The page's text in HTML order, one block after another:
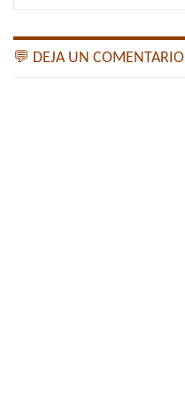
💬 DEJA UN COMENTARIO